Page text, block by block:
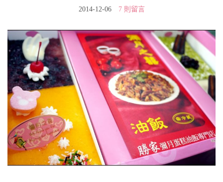
2014-12-06 7 則留言